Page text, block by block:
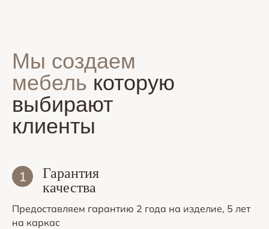
Мы создаем
мебель которую
выбирают
клиенты
Гарантия
качества
Предоставляем гарантию 2 года на изделие, 5 лет
на каркас